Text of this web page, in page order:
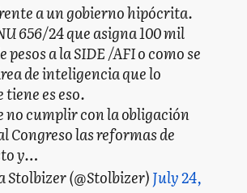
a un gobierno hipócrita.
656/24 que asigna 100 mil
pesos a la SIDE /AFI o como se
de inteligencia que lo
tiene es eso.
no cumplir con la obligación
Congreso las reformas de
y…
(@Stolbizer)July 24,